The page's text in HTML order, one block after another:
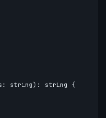
string): string {